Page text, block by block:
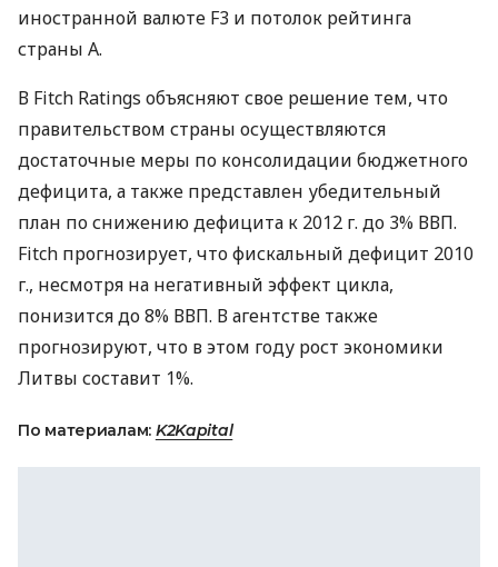
иностранной валюте F3 и потолок рейтинга
страны A.
В Fitch Ratings объясняют свое решение тем, что
правительством страны осуществляются
достаточные меры по консолидации бюджетного
дефицита, а также представлен убедительный
план по снижению дефицита к 2012 г. до 3% ВВП.
Fitch прогнозирует, что фискальный дефицит 2010
г., несмотря на негативный эффект цикла,
понизится до 8% ВВП. В агентстве также
прогнозируют, что в этом году рост экономики
Литвы составит 1%.
По материалам: K2Kapital